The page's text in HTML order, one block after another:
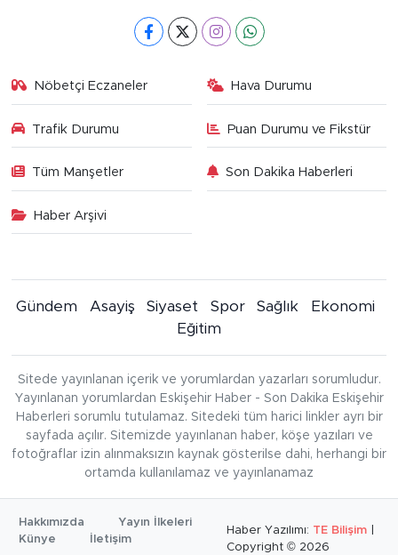
Nöbetçi Eczaneler Hava Durumu
Trafik Durumu Puan Durumu ve Fikstür
Tüm Manşetler Son Dakika Haberleri
Haber Arşivi
Gündem Asayiş Siyaset Spor Sağlık
Ekonomi
Eğitim
Sitede yayınlanan içerik ve yorumlardan yazarları sorumludur.
Yayınlanan yorumlardan Eskişehir Haber - Son Dakika Eskişehir
Haberleri sorumlu tutulamaz. Sitedeki tüm harici linkler ayrı bir
sayfada açılır. Sitemizde yayınlanan haber, köşe yazıları ve
fotoğraflar izin alınmaksızın kaynak gösterilse dahi, herhangi bir
ortamda kullanılamaz ve yayınlanamaz
Hakkımızda
Yayın İlkeleri
Künye
İletişim
Haber Yazılımı: TE Bilişim
Copyright © 2026